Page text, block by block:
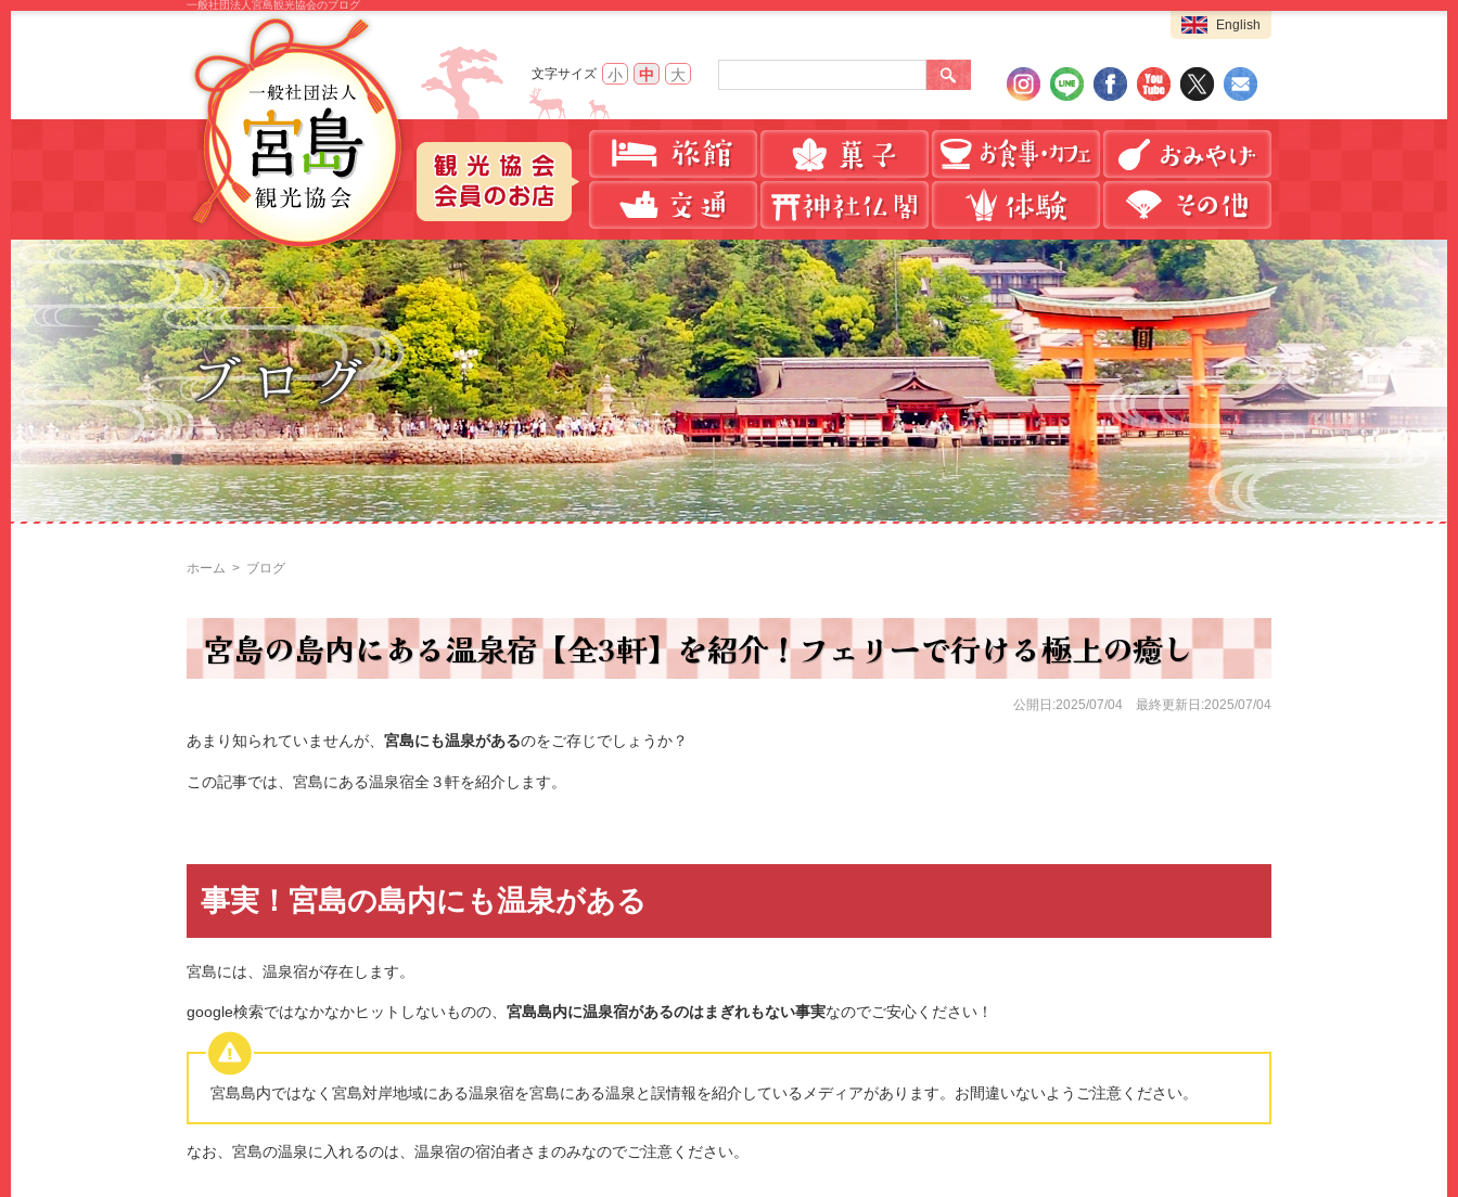
一般社団法人宮島観光協会のブログ
English
文字サイズ 小 中 大
ホーム > ブログ
宮島の島内にある温泉宿【全3軒】を紹介！フェリーで行ける極上の癒し
公開日:2025/07/04 最終更新日:2025/07/04
あまり知られていませんが、 宮島にも温泉があるのをご存じでしょうか？
この記事では、宮島にある温泉宿全３軒を紹介します。
事実！宮島の島内にも温泉がある
宮島には、温泉宿が存在します。
google検索ではなかなかヒットしないものの、 宮島島内に温泉宿があるのはまぎれもない事実なのでご安心ください！
宮島島内ではなく宮島対岸地域にある温泉宿を宮島にある温泉と誤情報を紹介しているメディアがあります。お間違いないようご注意ください。
なお、宮島の温泉に入れるのは、温泉宿の宿泊者さまのみなのでご注意ください。